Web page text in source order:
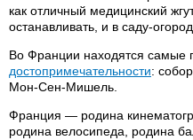
как отличный медицинский
останавливать, и в саду-
Во Франции находятся
достопримечательности:
Мон-Сен-Мишель.
Франция — родина
родина велосипеда, родина